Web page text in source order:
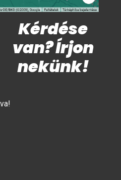
Kérdése
van? Írjon
nekünk!